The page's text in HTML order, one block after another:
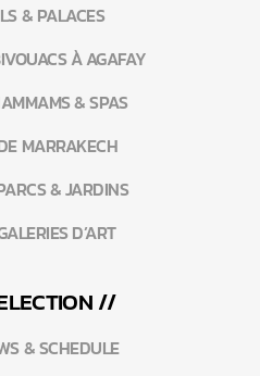
& PALACES
À AGAFAY
& SPAS
MARRAKECH
& JARDINS
D’ART
//
& SCHEDULE